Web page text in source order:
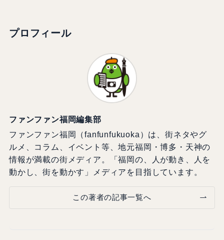
プロフィール
ファンファン福岡編集部
ファンファン福岡（fanfunfukuoka）は、街ネタやグ
ルメ、コラム、イベント等、地元福岡・博多・天神の
情報が満載の街メディア。「福岡の、人が動き、人を
動かし、街を動かす」メディアを目指しています。
この著者の記事一覧へ